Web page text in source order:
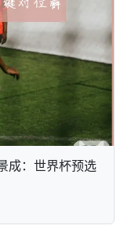
成：世界杯预选